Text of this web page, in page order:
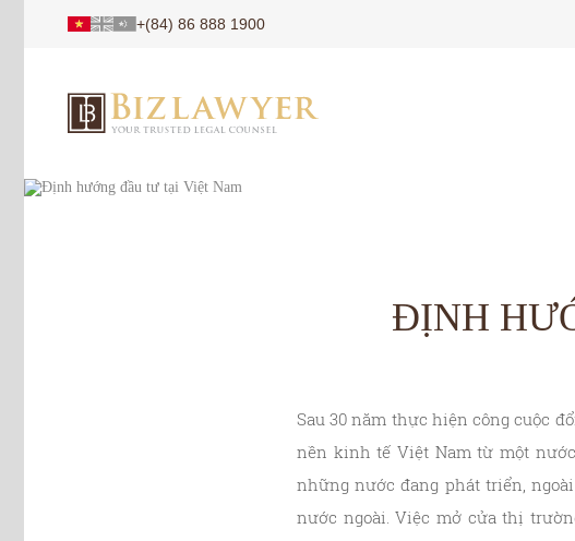
+(84) 86 888 1900
ĐỊNH
Sau 30 năm thực hiện công cuộc
nền kinh tế Việt Nam từ một
những nước đang phát triển,
nước ngoài. Việc mở cửa thị